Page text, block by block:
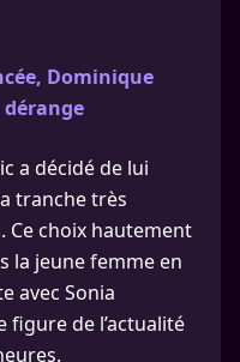
Dominique
a décidé de lui
tranche très
Ce choix hautement
la jeune femme en
avec Sonia
figure de l’actualité